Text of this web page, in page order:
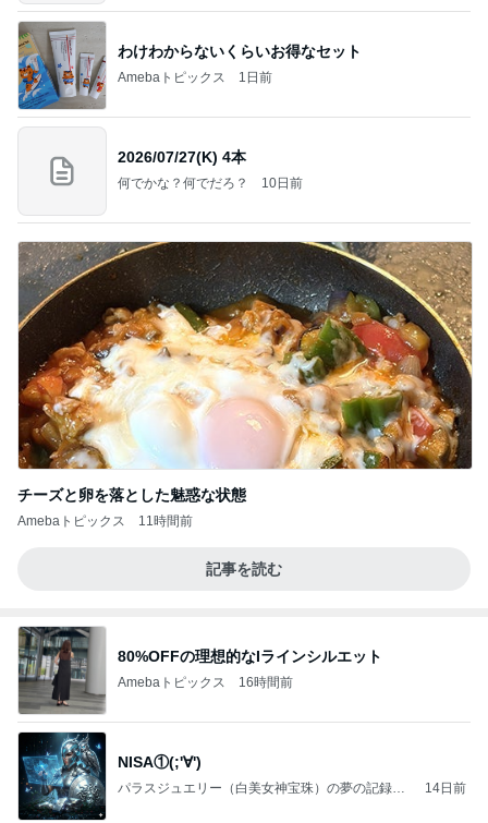
わけわからないくらいお得なセット
Amebaトピックス 1日前
2026/07/27(K) 4本
何でかな？何でだろ？ 10日前
チーズと卵を落とした魅惑な状態
Amebaトピックス 11時間前
記事を読む
80%OFFの理想的なIラインシルエット
Amebaトピックス 16時間前
NISA①(;'∀')
パラスジュエリー（白美女神宝珠）の夢の記録
14日前